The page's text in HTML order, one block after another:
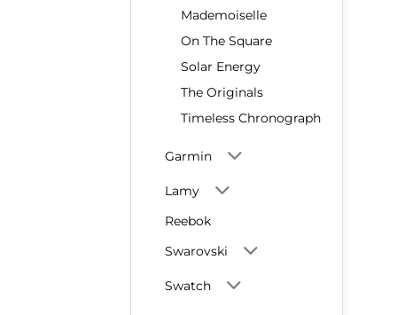
Mademoiselle
On The Square
Solar Energy
The Originals
Timeless Chronograph
Garmin
Lamy
Reebok
Swarovski
Swatch